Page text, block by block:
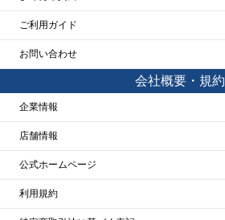
ご利用ガイド
お問い合わせ
会社概要・規約
企業情報
店舗情報
公式ホームページ
利用規約